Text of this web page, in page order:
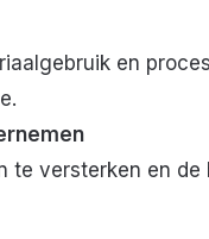
en
te versterken en